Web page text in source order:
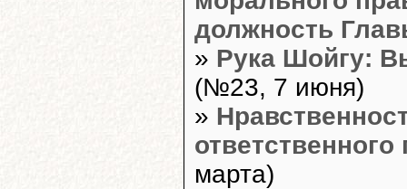
должность
» Рука Шойгу:
(№23, 7 июня)
»
ответственного
марта)